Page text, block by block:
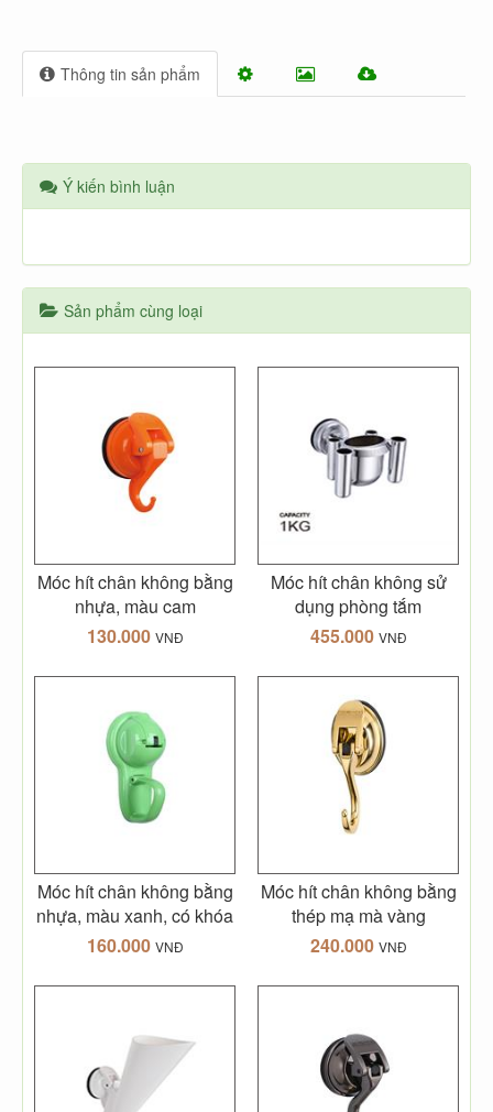
Thông tin sản phẩm
Ý kiến bình luận
Sản phẩm cùng loại
Móc hít chân không bằng
nhựa, màu cam
130.000 VNĐ
Móc hít chân không sử
dụng phòng tắm
455.000 VNĐ
Móc hít chân không bằng
nhựa, màu xanh, có khóa
160.000 VNĐ
Móc hít chân không bằng
thép mạ mà vàng
240.000 VNĐ